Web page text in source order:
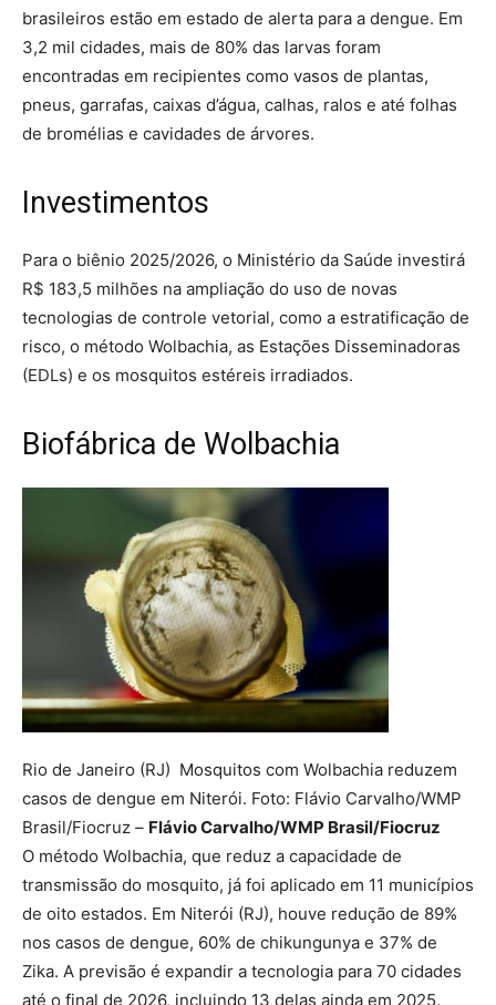
brasileiros estão em estado de alerta para a dengue. Em
3,2 mil cidades, mais de 80% das larvas foram
encontradas em recipientes como vasos de plantas,
pneus, garrafas, caixas d’água, calhas, ralos e até folhas
de bromélias e cavidades de árvores.
Investimentos
Para o biênio 2025/2026, o Ministério da Saúde investirá
R$ 183,5 milhões na ampliação do uso de novas
tecnologias de controle vetorial, como a estratificação de
risco, o método Wolbachia, as Estações Disseminadoras
(EDLs) e os mosquitos estéreis irradiados.
Biofábrica de Wolbachia
Rio de Janeiro (RJ) Mosquitos com Wolbachia reduzem
casos de dengue em Niterói. Foto: Flávio Carvalho/WMP
Brasil/Fiocruz – Flávio Carvalho/WMP Brasil/Fiocruz
O método Wolbachia, que reduz a capacidade de
transmissão do mosquito, já foi aplicado em 11 municípios
de oito estados. Em Niterói (RJ), houve redução de 89%
nos casos de dengue, 60% de chikungunya e 37% de
Zika. A previsão é expandir a tecnologia para 70 cidades
até o final de 2026, incluindo 13 delas ainda em 2025.